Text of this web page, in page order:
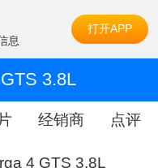
息
打开APP
3.8L
经销商 点评
4 GTS 3.8L